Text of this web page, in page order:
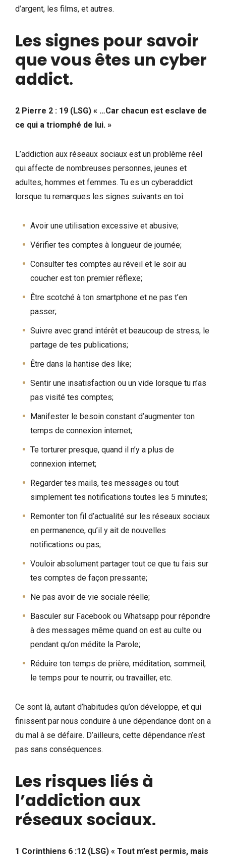
d’argent, les films, et autres.
Les signes pour savoir
que vous êtes un cyber
addict.
2 Pierre 2 : 19 (LSG) « …Car chacun est esclave de
ce qui a triomphé de lui. »
L’addiction aux réseaux sociaux est un problème réel
qui affecte de nombreuses personnes, jeunes et
adultes, hommes et femmes. Tu es un cyberaddict
lorsque tu remarques les signes suivants en toi:
Avoir une utilisation excessive et abusive;
Vérifier tes comptes à longueur de journée;
Consulter tes comptes au réveil et le soir au
coucher est ton premier réflexe;
Être scotché à ton smartphone et ne pas t’en
passer;
Suivre avec grand intérêt et beaucoup de stress, le
partage de tes publications;
Être dans la hantise des like;
Sentir une insatisfaction ou un vide lorsque tu n’as
pas visité tes comptes;
Manifester le besoin constant d’augmenter ton
temps de connexion internet;
Te torturer presque, quand il n’y a plus de
connexion internet;
Regarder tes mails, tes messages ou tout
simplement tes notifications toutes les 5 minutes;
Remonter ton fil d’actualité sur les réseaux sociaux
en permanence, qu’il y ait de nouvelles
notifications ou pas;
Vouloir absolument partager tout ce que tu fais sur
tes comptes de façon pressante;
Ne pas avoir de vie sociale réelle;
Basculer sur Facebook ou Whatsapp pour répondre
à des messages même quand on est au culte ou
pendant qu’on médite la Parole;
Réduire ton temps de prière, méditation, sommeil,
le temps pour te nourrir, ou travailler, etc.
Ce sont là, autant d’habitudes qu’on développe, et qui
finissent par nous conduire à une dépendance dont on a
du mal à se défaire. D’ailleurs, cette dépendance n’est
pas sans conséquences.
Les risques liés à
l’addiction aux
réseaux sociaux.
1 Corinthiens 6 :12 (LSG) « Tout m’est permis, mais